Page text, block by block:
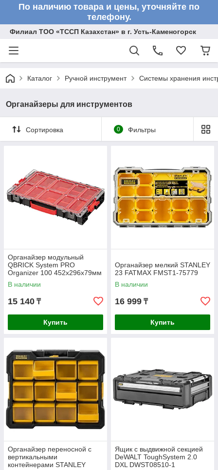
По наличию товара и цены, уточняйте по
телефону.
Филиал ТОО «ТССП Казахстан» в г. Усть-Каменогорск
Каталог Ручной инструмент Системы хранения
Органайзеры для инструментов
Сортировка 0 Фильтры
Органайзер модульный
QBRICK System PRO
Organizer 100 452х296х79мм
ORGQPRO100CZAPG001
В наличии
15 140 ₸
Купить
Органайзер мелкий STANLEY
23 FATMAX FMST1-75779
В наличии
16 999 ₸
Купить
Органайзер переносной с
вертикальными
контейнерами STANLEY
Ящик с выдвижной секцией
DeWALT ToughSystem 2.0
DXL DWST08510-1